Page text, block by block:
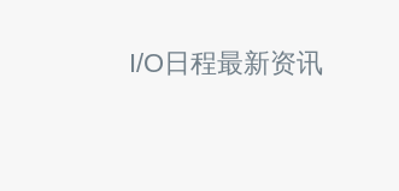
I/O日程最新资讯